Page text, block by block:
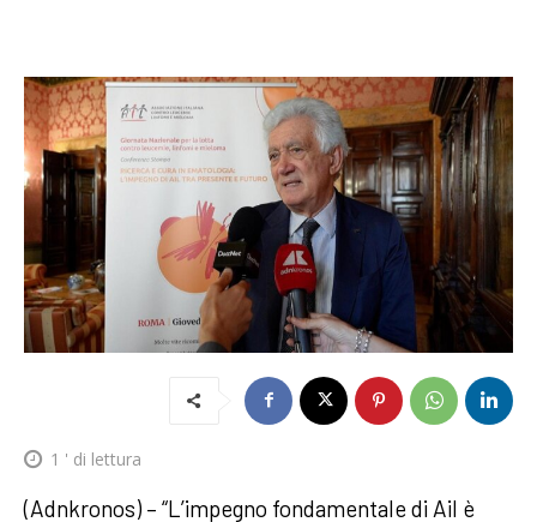
1 ' di lettura
(Adnkronos) – “L’impegno fondamentale di Ail è